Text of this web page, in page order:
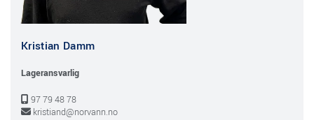
Kristian Damm
Lageransvarlig
 97 79 48 78
 kristiand@norvann.no